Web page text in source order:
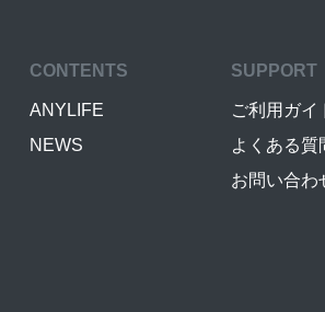
CONTENTS
ANYLIFE
NEWS
SUPPORT
ご利用ガイ
よくある質
お問い合わ